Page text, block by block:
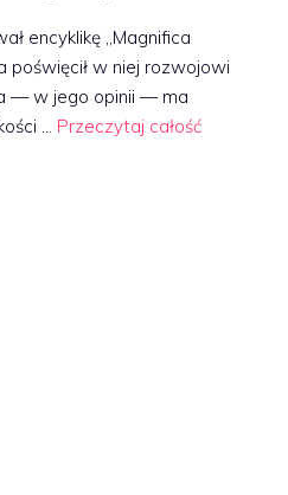
encyklikę „Magnifica
poświęcił w niej rozwojowi
— w jego opinii — ma
… Przeczytaj całość